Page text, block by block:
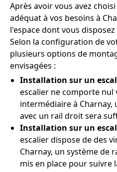
Après avoir vous avez
adéquat à vos besoins à
l'espace dont vous
Selon la configuration de
plusieurs options de
envisagées :
Installation sur un
escalier ne comporte nul
intermédiaire à
avec un rail droit sera
Installation sur un
escalier dispose de des
Charnay, un système de
mis en place pour suivre